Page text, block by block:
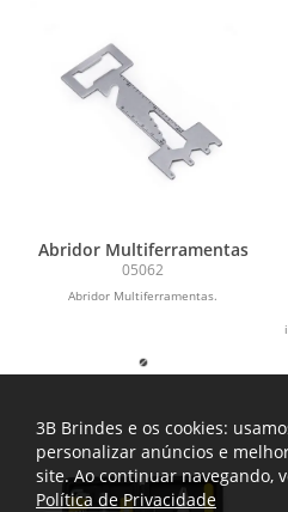
Abridor Multiferramentas
05062
Abridor Multiferramentas.
3B Brindes e os cookies:
personalizar anúncios e
site. Ao continuar navegando,
Política de Privacidade